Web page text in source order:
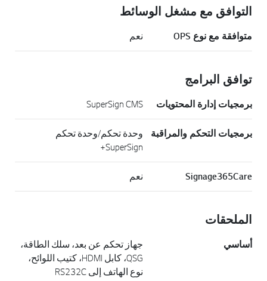
التوافق مع مشغل الوسائط
متوافقة مع نوع OPS نعم
توافق البرامج
برمجيات إدارة المحتويات SuperSign CMS
برمجيات التحكم والمراقبة
وحدة تحكم/وحدة تحكم
SuperSign+
Signage365Care نعم
الملحقات
أساسي
جهاز تحكم عن بعد، سلك الطاقة،
QSG، كابل HDMI، كتيب اللوائح،
نوع الهاتف إلى RS232C